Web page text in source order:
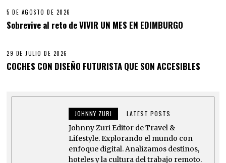
5 DE AGOSTO DE 2026
Sobrevive al reto de VIVIR UN MES EN EDIMBURGO
29 DE JULIO DE 2026
COCHES CON DISEÑO FUTURISTA QUE SON ACCESIBLES
JOHNNY ZURI LATEST POSTS
Johnny Zuri Editor de Travel &
Lifestyle. Explorando el mundo con
enfoque digital. Analizamos destinos,
hoteles y la cultura del trabajo remoto.